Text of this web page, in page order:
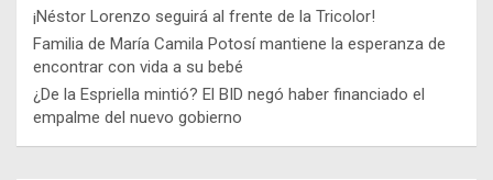
¡Néstor Lorenzo seguirá al frente de la Tricolor!
Familia de María Camila Potosí mantiene la esperanza de
encontrar con vida a su bebé
¿De la Espriella mintió? El BID negó haber financiado el
empalme del nuevo gobierno